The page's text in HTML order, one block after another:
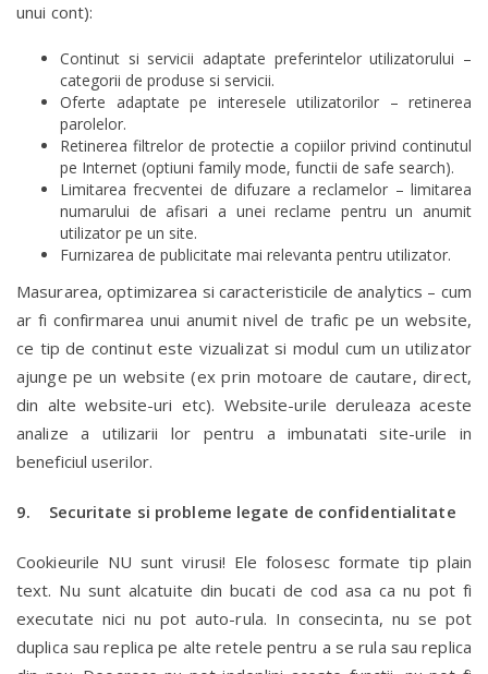
unui cont):
Continut si servicii adaptate preferintelor utilizatorului –
categorii de produse si servicii.
Oferte adaptate pe interesele utilizatorilor – retinerea
parolelor.
Retinerea filtrelor de protectie a copiilor privind continutul
pe Internet (optiuni family mode, functii de safe search).
Limitarea frecventei de difuzare a reclamelor – limitarea
numarului de afisari a unei reclame pentru un anumit
utilizator pe un site.
Furnizarea de publicitate mai relevanta pentru utilizator.
Masurarea, optimizarea si caracteristicile de analytics – cum
ar fi confirmarea unui anumit nivel de trafic pe un website,
ce tip de continut este vizualizat si modul cum un utilizator
ajunge pe un website (ex prin motoare de cautare, direct,
din alte website-uri etc). Website-urile deruleaza aceste
analize a utilizarii lor pentru a imbunatati site-urile in
beneficiul userilor.
9. Securitate si probleme legate de confidentialitate
Cookieurile NU sunt virusi! Ele folosesc formate tip plain
text. Nu sunt alcatuite din bucati de cod asa ca nu pot fi
executate nici nu pot auto-rula. In consecinta, nu se pot
duplica sau replica pe alte retele pentru a se rula sau replica